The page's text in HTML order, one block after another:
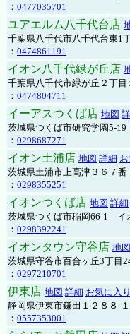
： 0477035701
ユアエルム八千代台店
千葉県八千代市八千代台東1
： 0474861191
イオン八千代緑が丘店
千葉県八千代市緑が丘２丁
： 0474804711
イーアスつくば店 地図
茨城県つくば市研究学園5-19
： 0298687271
イオン土浦店 地図 詳細
茨城県土浦市上高津３６７
： 0298355251
イオンつくば店 地図 詳細
茨城県つくば市稲岡66-1
： 0298392241
イオンタウン守谷店 地図
茨城県守谷市百合ヶ丘3丁目
： 0297210701
伊東店 地図 詳細 お気に入
静岡県伊東市鎌田１２８８-１
： 0557353001